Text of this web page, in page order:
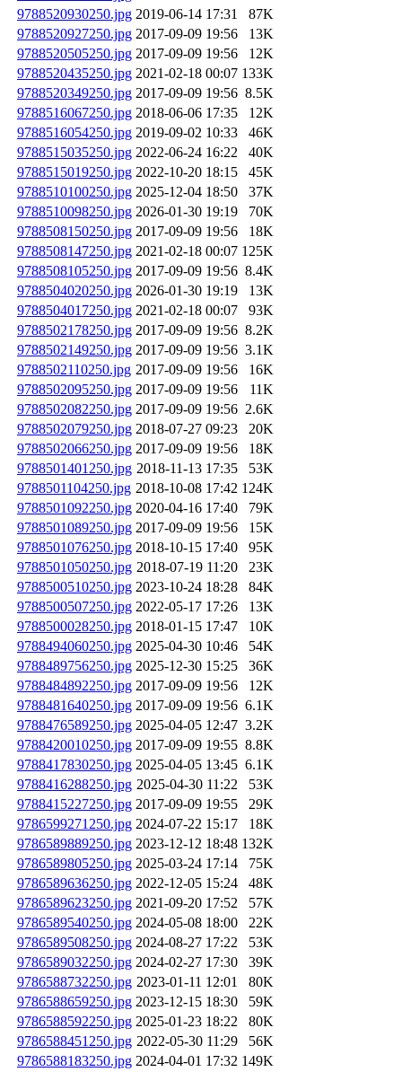
9788520930250.jpg 2019-06-14 17:31
87K
9788520927250.jpg 2017-09-09 19:56
13K
9788520505250.jpg 2017-09-09 19:56
12K
9788520435250.jpg 2021-02-18 00:07 133K
9788520349250.jpg 2017-09-09 19:56 8.5K
9788516067250.jpg 2018-06-06 17:35
12K
9788516054250.jpg 2019-09-02 10:33
46K
9788515035250.jpg 2022-06-24 16:22
40K
9788515019250.jpg 2022-10-20 18:15
45K
9788510100250.jpg 2025-12-04 18:50
37K
9788510098250.jpg 2026-01-30 19:19
70K
9788508150250.jpg 2017-09-09 19:56
18K
9788508147250.jpg 2021-02-18 00:07 125K
9788508105250.jpg 2017-09-09 19:56 8.4K
9788504020250.jpg 2026-01-30 19:19
13K
9788504017250.jpg 2021-02-18 00:07
93K
9788502178250.jpg 2017-09-09 19:56 8.2K
9788502149250.jpg 2017-09-09 19:56 3.1K
9788502110250.jpg 2017-09-09 19:56
16K
9788502095250.jpg 2017-09-09 19:56
11K
9788502082250.jpg 2017-09-09 19:56 2.6K
9788502079250.jpg 2018-07-27 09:23
20K
9788502066250.jpg 2017-09-09 19:56
18K
9788501401250.jpg 2018-11-13 17:35
53K
9788501104250.jpg 2018-10-08 17:42 124K
9788501092250.jpg 2020-04-16 17:40
79K
9788501089250.jpg 2017-09-09 19:56
15K
9788501076250.jpg 2018-10-15 17:40
95K
9788501050250.jpg 2018-07-19 11:20
23K
9788500510250.jpg 2023-10-24 18:28
84K
9788500507250.jpg 2022-05-17 17:26
13K
9788500028250.jpg 2018-01-15 17:47
10K
9788494060250.jpg 2025-04-30 10:46
54K
9788489756250.jpg 2025-12-30 15:25
36K
9788484892250.jpg 2017-09-09 19:56
12K
9788481640250.jpg 2017-09-09 19:56 6.1K
9788476589250.jpg 2025-04-05 12:47 3.2K
9788420010250.jpg 2017-09-09 19:55 8.8K
9788417830250.jpg 2025-04-05 13:45 6.1K
9788416288250.jpg 2025-04-30 11:22
53K
9788415227250.jpg 2017-09-09 19:55
29K
9786599271250.jpg 2024-07-22 15:17
18K
9786589889250.jpg 2023-12-12 18:48 132K
9786589805250.jpg 2025-03-24 17:14
75K
9786589636250.jpg 2022-12-05 15:24
48K
9786589623250.jpg 2021-09-20 17:52
57K
9786589540250.jpg 2024-05-08 18:00
22K
9786589508250.jpg 2024-08-27 17:22
53K
9786589032250.jpg 2024-02-27 17:30
39K
9786588732250.jpg 2023-01-11 12:01
80K
9786588659250.jpg 2023-12-15 18:30
59K
9786588592250.jpg 2025-01-23 18:22
80K
9786588451250.jpg 2022-05-30 11:29
56K
9786588183250.jpg 2024-04-01 17:32 149K